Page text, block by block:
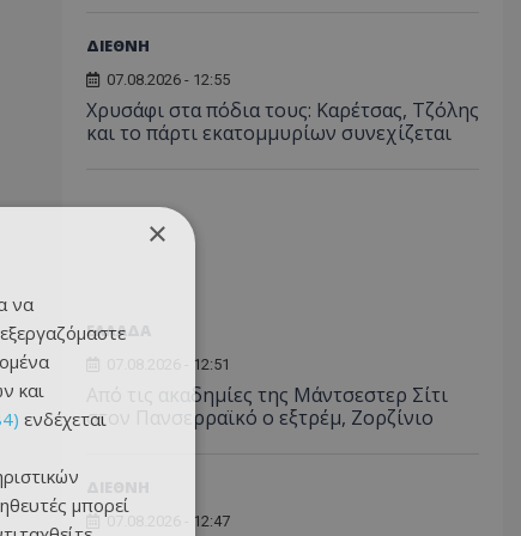
ΔΙΕΘΝΗ
07.08.2026 - 12:55
Χρυσάφι στα πόδια τους: Καρέτσας, Τζόλης
και το πάρτι εκατομμυρίων συνεχίζεται
ΕΛΛΑΔΑ
07.08.2026 - 12:51
Από τις ακαδημίες της Μάντσεστερ Σίτι
στον Πανσερραϊκό ο εξτρέμ, Ζορζίνιο
07.08.2026 - 12:47
×
να
και
ενδέχεται
μπορεί